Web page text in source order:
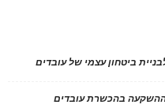
בהכשרת עובדים